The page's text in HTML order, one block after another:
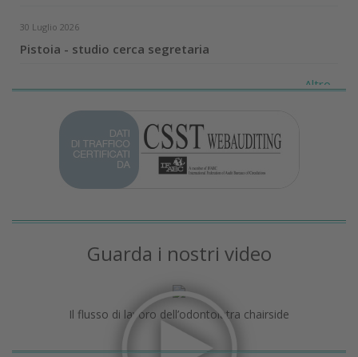
30 Luglio 2026
Pistoia - studio cerca segretaria
Altro...
Guarda i nostri video
Il flusso di lavoro dell’odontoiatra chairside